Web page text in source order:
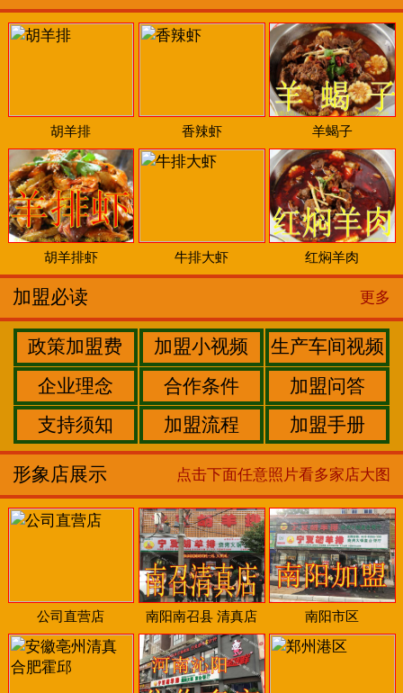
胡羊排 香辣虾 羊蝎子
胡羊排虾 牛排大虾 红焖羊肉
加盟必读 更多
政策加盟费 加盟小视频
生产车间视频
企业理念
合作条件
加盟问答
支持须知
加盟流程 加盟手册
形象店展示 点击下面任意照片看多家店大图
公司直营店 南阳南召县 清真店 南阳市区